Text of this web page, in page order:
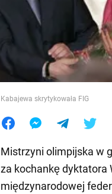
Jedzenie
Kabajewa skrytykowała FIG
Mistrzyni olimpijska w
za kochankę dyktatora
międzynarodowej